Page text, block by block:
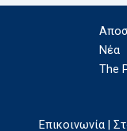
Νέα
The
Επικοινωνία |